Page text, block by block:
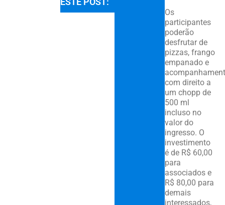
Os
participantes
poderão
desfrutar de
pizzas, frango
empanado e
com direito a
um chopp de
500 ml
incluso no
valor do
ingresso. O
investimento
é de R$ 60,00
para
associados e
R$ 80,00 para
demais
interessados,